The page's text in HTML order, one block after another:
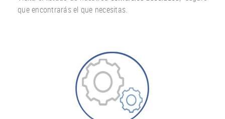
que encontrarás el que necesitas.